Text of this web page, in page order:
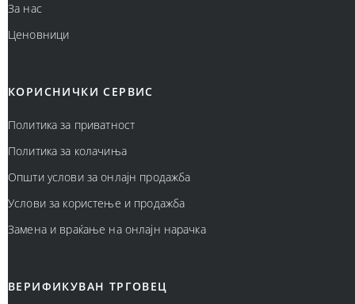
За нас
Ценовници
КОРИСНИЧКИ СЕРВИС
Политика за приватност
Политика за колачиња
Општи услови за онлајн продажба
Услови за користење и продажба
Замена и враќање на онлајн нарачка
ВЕРИФИКУВАН ТРГОВЕЦ